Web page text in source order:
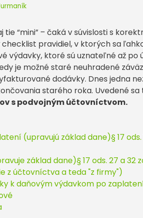
tie “mini” – čaká v súvislosti s
pravidiel, v ktorých sa
výdavky, ktoré sú uznateľné až po
je možné staré neuhradené
dodávky. Dnes jedna
starého roka. Uvedené sa
s podvojným účtovníctvom.
(upravujú základ dane)§ 17 ods.
základ dane)§ 17 ods. 27 a 32
z účtovníctva a teda "z firmy")
k daňovým výdavkom po